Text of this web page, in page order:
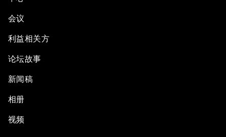
会议
利益相关方
论坛故事
新闻稿
相册
视频